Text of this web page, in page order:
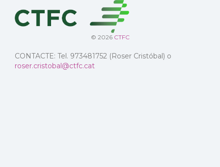
© 2026 CTFC
CONTACTE: Tel. 973481752 (Roser Cristóbal) o
roser.cristobal@ctfc.cat